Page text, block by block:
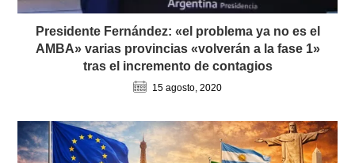
Presidente Fernández: «el problema ya no es el
AMBA» varias provincias «volverán a la fase 1»
tras el incremento de contagios
15 agosto, 2020